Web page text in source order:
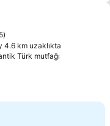
ekle
4.6 km uzaklıkta
Türk mutfağı